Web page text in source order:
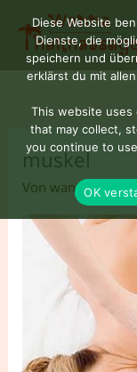
Inhalt
springen
muskel
Von
Diese Website
Dienste, die
speichern und
erklärst du mit
This website uses
that may collect,
you continue to
OK